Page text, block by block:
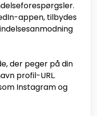
appen, tilbydes
der peger på din
profil-URL.
Instagram og